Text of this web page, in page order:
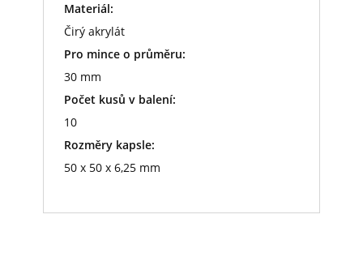
Materiál:
Čirý akrylát
Pro mince o průměru:
30 mm
Počet kusů v balení:
10
Rozměry kapsle:
50 x 50 x 6,25 mm